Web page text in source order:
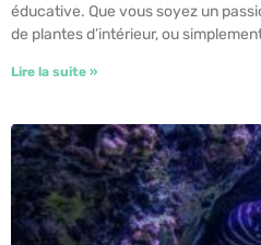
éducative. Que vous soyez un
de plantes d’intérieur, ou
Lire la suite »